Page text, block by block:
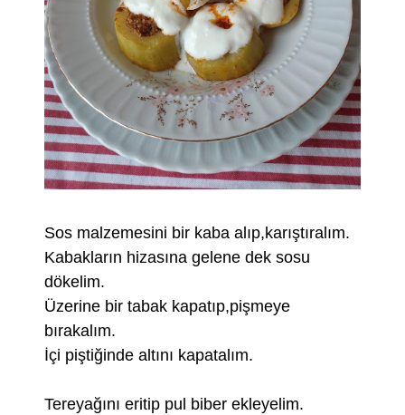
Sos malzemesini bir kaba alıp,karıştıralım.
Kabakların hizasına gelene dek sosu
dökelim.
Üzerine bir tabak kapatıp,pişmeye
bırakalım.
İçi piştiğinde altını kapatalım.
Tereyağını eritip pul biber ekleyelim.